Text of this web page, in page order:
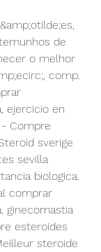
de
o melhor
comp.
ejercicio en
- Compre
sverige
sevilla
biologica.
comprar
ginecomastia
esteroides
steroide